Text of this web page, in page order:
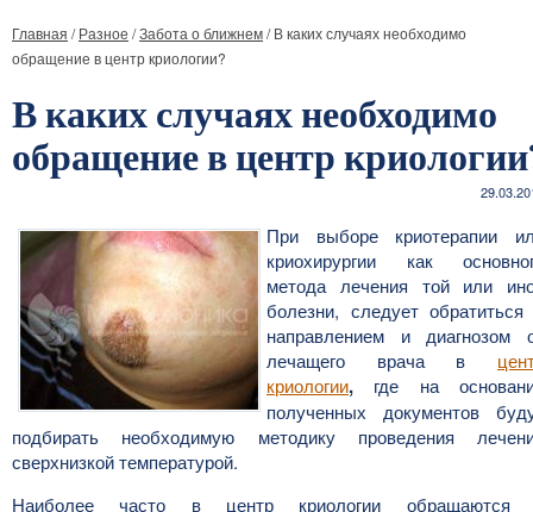
Главная /Разное /Забота о ближнем/В каких случаях необходимо
обращение в центр криологии?
В каких случаях необходимо
обращение в центр
При выборе криотерапии
криохирургии как
метода лечения той или
болезни, следует
направлением и диагнозом
лечащего врача в
криологии, где на
полученных документов
подбирать необходимую методику проведения
сверхнизкой температурой.
Наиболее часто в центр криологии обращаются